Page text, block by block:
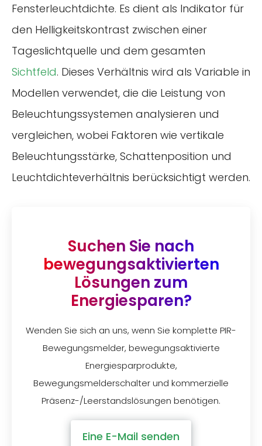
Fensterleuchtdichte. Es dient als Indikator für
den Helligkeitskontrast zwischen einer
Tageslichtquelle und dem gesamten
Sichtfeld. Dieses Verhältnis wird als Variable in
Modellen verwendet, die die Leistung von
Beleuchtungssystemen analysieren und
vergleichen, wobei Faktoren wie vertikale
Beleuchtungsstärke, Schattenposition und
Leuchtdichteverhältnis berücksichtigt werden.
Suchen Sie nach
bewegungsaktivierten
Lösungen zum
Energiesparen?
Wenden Sie sich an uns, wenn Sie komplette PIR-
Bewegungsmelder, bewegungsaktivierte
Energiesparprodukte,
Bewegungsmelderschalter und kommerzielle
Präsenz-/Leerstandslösungen benötigen.
Eine E-Mail senden